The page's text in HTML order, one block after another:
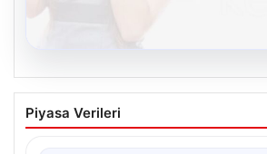
Kelebek sohbet platformu
İletişimin Sertifikalı Adresi
Piyasa Verileri